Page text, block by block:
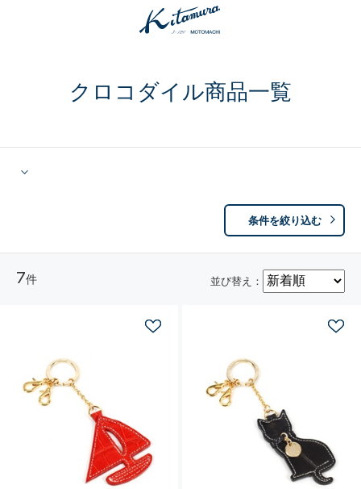
クロコダイル商品一覧
条件を絞り込む
7件 並び替え：